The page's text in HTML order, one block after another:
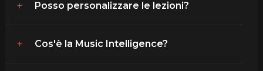
Posso personalizzare le lezioni?
Cos'è la Music Intelligence?